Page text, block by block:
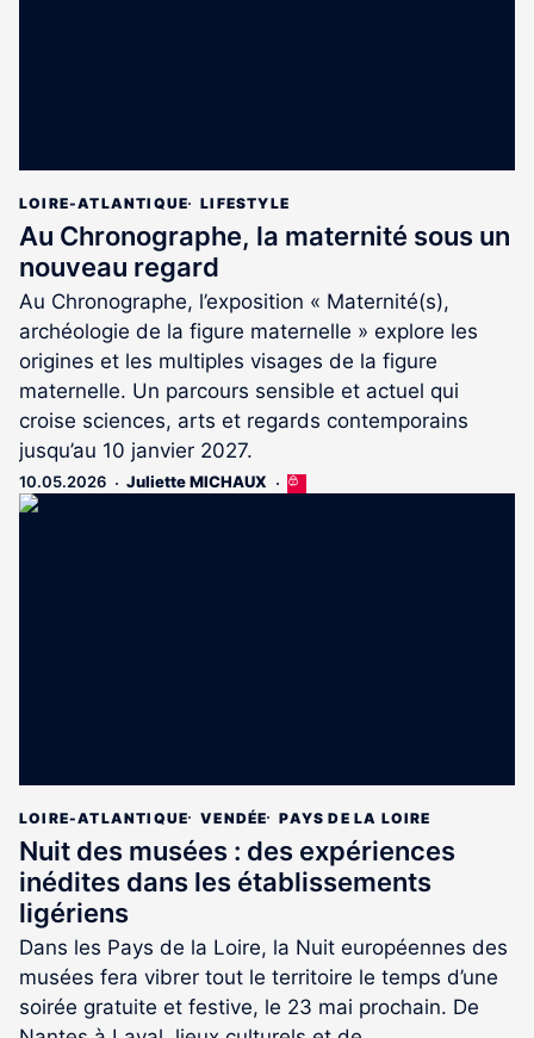
LOIRE-ATLANTIQUE LIFESTYLE
Au Chronographe, la maternité sous un
nouveau regard
Au Chronographe, l’exposition « Maternité(s),
archéologie de la figure maternelle » explore les
origines et les multiples visages de la figure
maternelle. Un parcours sensible et actuel qui
croise sciences, arts et regards contemporains
jusqu’au 10 janvier 2027.
10.05.2026 Juliette MICHAUX
Cet
LOIRE-ATLANTIQUE VENDÉE PAYS DE LA LOIRE
Nuit des musées : des expériences
inédites dans les établissements
ligériens
Dans les Pays de la Loire, la Nuit européennes des
musées fera vibrer tout le territoire le temps d’une
soirée gratuite et festive, le 23 mai prochain. De